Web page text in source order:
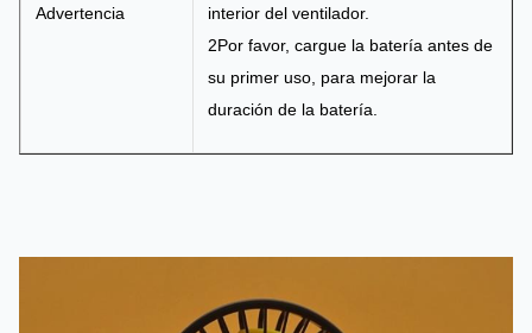
Advertencia
interior del ventilador.
2Por favor, cargue la batería antes de
su primer uso, para mejorar la
duración de la batería.